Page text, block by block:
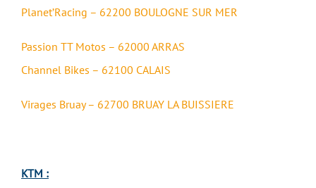
Planet’Racing – 62200 BOULOGNE SUR MER
Passion TT Motos – 62000 ARRAS
Channel Bikes – 62100 CALAIS
Virages Bruay – 62700 BRUAY LA BUISSIERE
KTM :